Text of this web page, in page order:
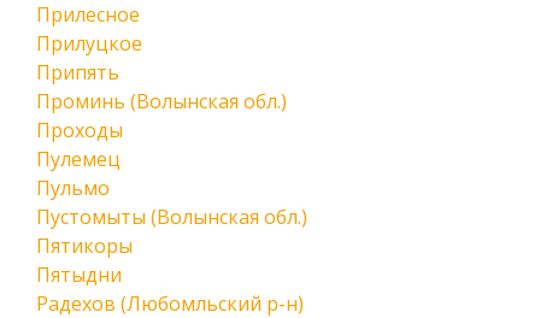
Прилесное
Прилуцкое
Припять
Проминь (Волынская обл.)
Проходы
Пулемец
Пульмо
Пустомыты (Волынская обл.)
Пятикоры
Пятыдни
Радехов (Любомльский р-н)